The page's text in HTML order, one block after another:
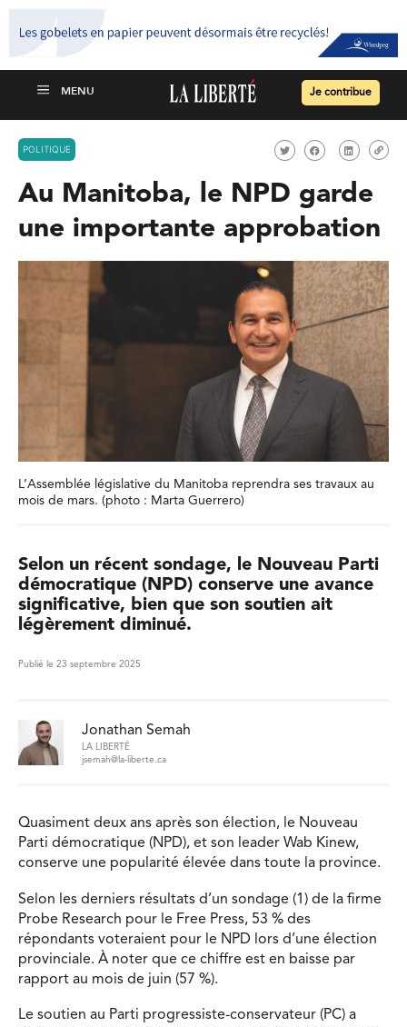
Je contribue
POLITIQUE
Au Manitoba, le NPD garde
une importante approbation
L’Assemblée législative du Manitoba reprendra ses travaux au
mois de mars. (photo : Marta Guerrero)
Selon un récent sondage, le Nouveau Parti
démocratique (NPD) conserve une avance
significative, bien que son soutien ait
légèrement diminué.
Publié le 23 septembre 2025
Jonathan Semah
LA LIBERTÉ
jsemah@la-liberte.ca
Quasiment deux ans après son élection, le Nouveau
Parti démocratique (NPD), et son leader Wab Kinew,
conserve une popularité élevée dans toute la province.
Selon les derniers résultats d’un sondage (1) de la firme
Probe Research pour le Free Press, 53 % des
répondants voteraient pour le NPD lors d’une élection
provinciale. À noter que ce chiffre est en baisse par
rapport au mois de juin (57 %).
Le soutien au Parti progressiste-conservateur (PC) a